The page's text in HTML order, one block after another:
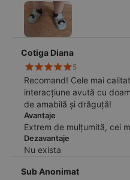
Cotiga Diana
5
Recomand! Cele mai
interacțiune avută cu
de amabilă și drăguță!
Avantaje
Extrem de mulțumită, cei
Dezavantaje
Nu exista
Sub Anonimat